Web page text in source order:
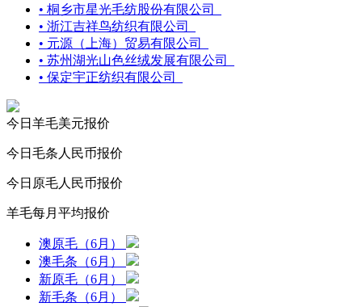
• 桐乡市星光毛纺股份有限公司
• 浙江吉祥鸟纺织有限公司
• 元源（上海）贸易有限公司
• 苏州湖光山色丝绒发展有限公司
• 保定宇正纺织有限公司
今日羊毛美元报价
今日毛条人民币报价
今日原毛人民币报价
羊毛每月平均报价
澳原毛（6月）
澳毛条（6月）
新原毛（6月）
新毛条（6月）